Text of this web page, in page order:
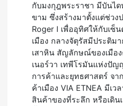
กับมงกุฎพระราชา มีบันได
ขาม ซึ่งสร้างมาตั้งแต่ช่วง
Roger I เพื่ออุทิศให้กับเซ็
เมือง กลางจัตุรัสมีประติม
เสาหิน สัญลักษณ์ของเมือง
เนอร์วา เทพีโรมันแห่งปั
การค้าและยุทธศาสตร์ จ
ค้าเมือง VIA ETNEA มีเว
สินค้าของที่ระลึก หรือเดิน